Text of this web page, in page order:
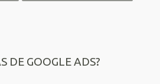
DE GOOGLE ADS?